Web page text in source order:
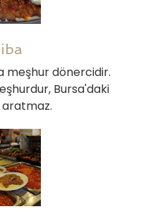
meşhur dönercidir.
Bursa'daki
aratmaz.